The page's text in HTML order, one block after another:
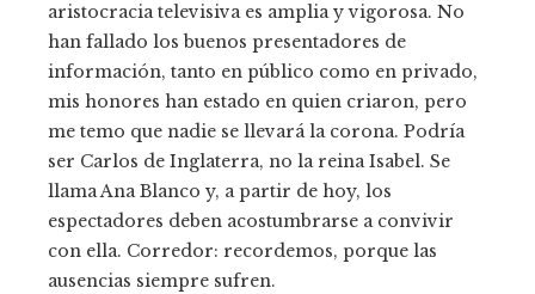
aristocracia televisiva es amplia y vigorosa. No
han fallado los buenos presentadores de
información, tanto en público como en privado,
mis honores han estado en quien criaron, pero
me temo que nadie se llevará la corona. Podría
ser Carlos de Inglaterra, no la reina Isabel. Se
llama Ana Blanco y, a partir de hoy, los
espectadores deben acostumbrarse a convivir
con ella. Corredor: recordemos, porque las
ausencias siempre sufren.